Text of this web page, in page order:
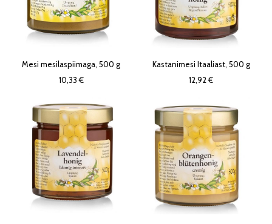
Mesi mesilaspiimaga, 500 g
10,33 €
Kastanimesi Itaaliast, 500 g
12,92 €